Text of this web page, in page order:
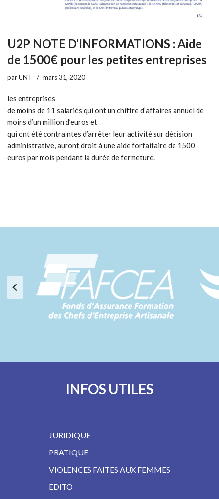
U2P NOTE D’INFORMATIONS : Aide
de 1500€ pour les petites entreprises
parUNT mars 31, 2020
les entreprises
de moins de 11 salariés qui ont un chiffre d’affaires annuel de
moins d’un million d’euros et
qui ont été contraintes d’arrêter leur activité sur décision
administrative, auront droit à une aide forfaitaire de 1500
euros par mois pendant la durée de fermeture.
INFOS UTILES
JURIDIQUE
PRATIQUE
VIOLENCES FAITES AUX FEMMES
EDITO